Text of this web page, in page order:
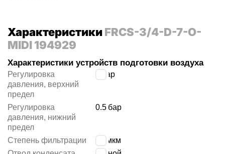
ХарактеристикиFRCS-3/4-D-7-O-
MIDI 194929
Характеристики устройств подготовки воздуха
Регулировка
давления, верхний
предел
бар
Регулировка
давления, нижний
предел
0.5 бар
Степень фильтрации
40 мкм